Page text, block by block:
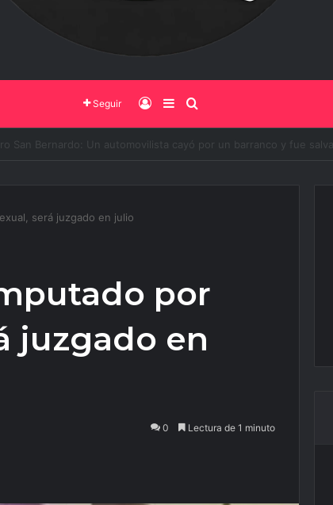
Seguir Iniciar Sesión
Barra Lateral
y la Policía Federal avanzan con nuevas medidas contra el delito
será juzgado en julio
por
juzgado en
0 Lectura de 1 minuto